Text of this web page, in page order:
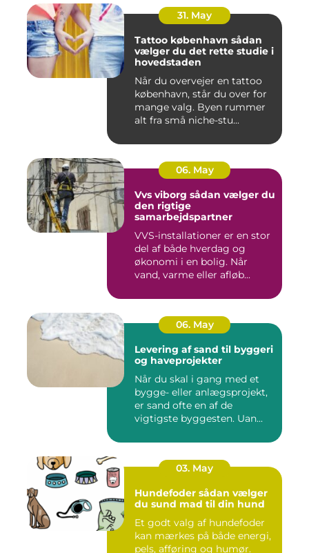
31. May
Tattoo københavn sådan
vælger du det rette studie i
hovedstaden
Når du overvejer en tattoo
københavn, står du over for
mange valg. Byen rummer
alt fra små niche-stu...
06. May
Vvs viborg sådan vælger du
den rigtige
samarbejdspartner
VVS-installationer er en stor
del af både hverdag og
økonomi i en bolig. Når
vand, varme eller afløb...
06. May
Levering af sand til byggeri
og haveprojekter
Når du skal i gang med et
bygge- eller anlægsprojekt,
er sand ofte en af de
vigtigste byggesten. Uan...
03. May
Hundefoder sådan vælger
du sund mad til din hund
Et godt valg af hundefoder
kan mærkes på både energi,
pels, afføring og humør.